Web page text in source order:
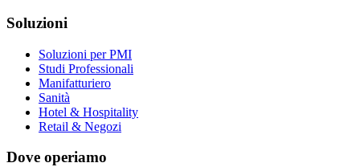
Soluzioni
Soluzioni per PMI
Studi Professionali
Manifatturiero
Sanità
Hotel & Hospitality
Retail & Negozi
Dove operiamo